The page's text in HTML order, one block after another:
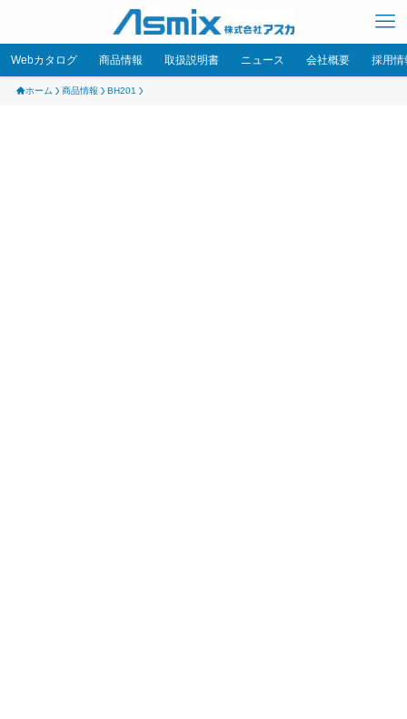
Webカタログ 商品情報 取扱説明書 ニュース 会社概要 採用情
ホーム 商品情報 BH201